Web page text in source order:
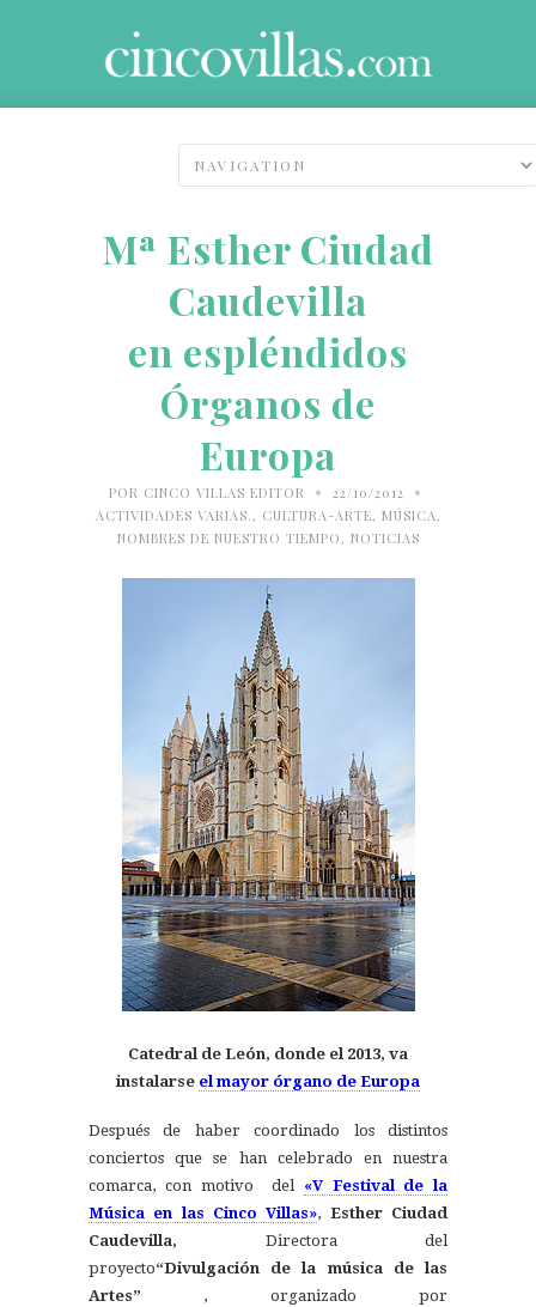
Mª Esther Ciudad
Caudevilla
en espléndidos
Órganos de
Europa
POR CINCO VILLAS EDITOR • 22/10/2012 •
ACTIVIDADES VARIAS. , CULTURA-ARTE, MÚSICA ,
NOMBRES DE NUESTRO TIEMPO , NOTICIAS
Catedral de León, donde el 2013, va
instalarse el mayor órgano de Europa
Después de haber coordinado los distintos
conciertos que se han celebrado en nuestra
comarca, con motivo del «V Festival de la
Música en las Cinco Villas», Esther Ciudad
Caudevilla, Directora del
proyecto“Divulgación de la música de las
Artes” , organizado por